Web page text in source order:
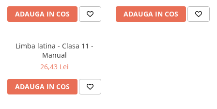
Minte Corp
New Illuminati Files
Paranormal
Parapsihologie
Ramtha
ADAUGA IN COS ADAUGA IN COS
Limba latina - Clasa 11 -
Manual
26,43 Lei
ADAUGA IN COS